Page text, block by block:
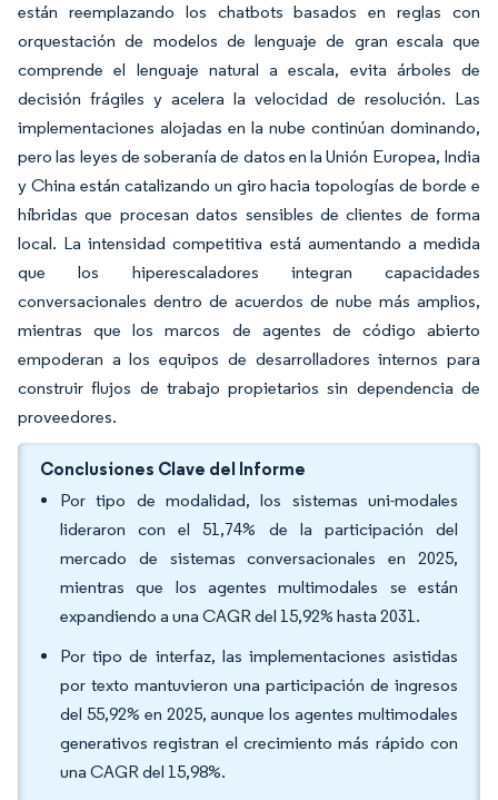
están reemplazando los chatbots basados en reglas con
orquestación de modelos de lenguaje de gran escala que
comprende el lenguaje natural a escala, evita árboles de
decisión frágiles y acelera la velocidad de resolución. Las
implementaciones alojadas en la nube continúan dominando,
pero las leyes de soberanía de datos en la Unión Europea, India
y China están catalizando un giro hacia topologías de borde e
híbridas que procesan datos sensibles de clientes de forma
local. La intensidad competitiva está aumentando a medida
que los hiperescaladores integran capacidades
conversacionales dentro de acuerdos de nube más amplios,
mientras que los marcos de agentes de código abierto
empoderan a los equipos de desarrolladores internos para
construir flujos de trabajo propietarios sin dependencia de
proveedores.
Conclusiones Clave del Informe
Por tipo de modalidad, los sistemas uni-modales
lideraron con el 51,74% de la participación del
mercado de sistemas conversacionales en 2025,
mientras que los agentes multimodales se están
expandiendo a una CAGR del 15,92% hasta 2031.
Por tipo de interfaz, las implementaciones asistidas
por texto mantuvieron una participación de ingresos
del 55,92% en 2025, aunque los agentes multimodales
generativos registran el crecimiento más rápido con
una CAGR del 15,98%.